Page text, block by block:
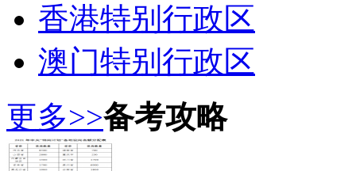
香港特别行政区
澳门特别行政区
更多>>备考攻略